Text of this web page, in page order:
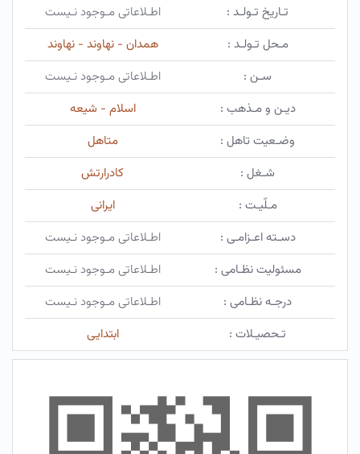
تـاریخ تـولـد :
اطـلاعاتی مـوجود نـیست
مـحل تـولـد :
همدان - نهاوند - نهاوند
سـن :
اطـلاعاتی مـوجود نـیست
دیـن و مـذهب :
اسلام - شیعه
وضـعیت تاهل :
متاهل
شـغل :
کادرارتش
مـلّیـت :
ایرانی
دسـته اعـزامـی :
اطـلاعاتی مـوجود نـیست
مسئولیت نظـامی :
اطـلاعاتی مـوجود نـیست
درجـه نظـامی :
اطـلاعاتی مـوجود نـیست
تـحصیـلات :
ابتدایی